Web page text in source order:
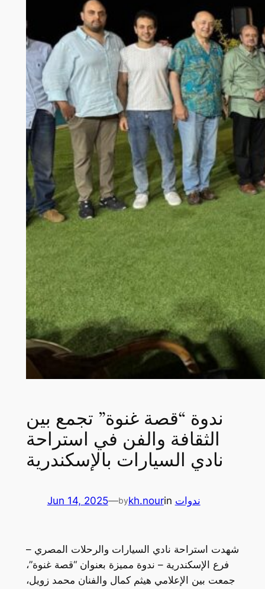
ندوة “قصة غنوة” تجمع بين
الثقافة والفن في استراحة
نادي السيارات بالإسكندرية
Jun 14, 2025—bykh.nourin ندوات
شهدت استراحة نادي السيارات والرحلات المصري –
فرع الإسكندرية – ندوة مميزة بعنوان “قصة غنوة”،
جمعت بين الإعلامي هيثم كمال والفنان محمد زويل،